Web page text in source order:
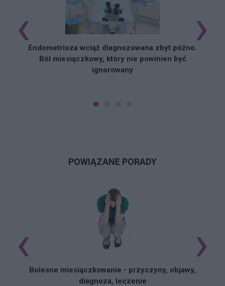
Endometrioza wciąż diagnozowana zbyt późno.
Ból miesiączkowy, który nie powinien być
ignorowany
‹ ›
POWIĄZANE PORADY
Bolesne miesiączkowanie - przyczyny, objawy,
diagnoza, leczenie
‹ ›